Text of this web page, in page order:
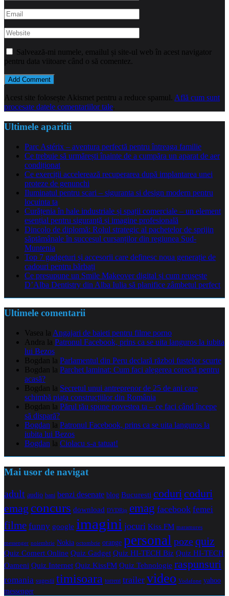
Salvează-mi numele, emailul și site-ul web în acest navigator
pentru data viitoare când o să comentez.
Acest site folosește Akismet pentru a reduce spamul. Află cum sunt
procesate datele comentariilor tale
Ultimele aparitii
Parc Astérix – aventura perfectă pentru întreaga familie
Ce trebuie să urmărești înainte de a cumpăra un aparat de aer
condiționat
Ce exerciții accelerează recuperarea după implantarea unei
proteze de genunchi
Iluminatul pentru scari – siguranta si design modern pentru
locuinta ta
Curățenia în hale industriale și spații comerciale – un element
esențial pentru siguranță și imagine profesională
Dincolo de diplomă: Rolul strategic al pachetelor de sprijin
săptămânale în succesul cursanților din regiunea Sud-
Muntenia
Top 7 gadgeturi și accesorii care definesc noua generație de
cadouri pentru bărbați
Ce presupune un Smile Makeover digital și cum reușește
D’Alba Dentistry din Alba Iulia să planifice zâmbetul perfect
Ultimele comentarii
Vasea la Angajari de baieti pentru filme porno
Andra la Patronul Facebook, prins ca se uita languros la iubita
lui Bezos
Bogdan la Parlamentul din Peru declară război fustelor scurte
Bogdan la Parchet laminat: Cum faci alegerea corectă pentru
acasă?
Bogdan la Secretul unui antreprenor de 25 de ani care
schimbă piața construcțiilor din România
Bogdan la Părul tău spune povestea ta – ce faci când începe
să dispară?
Bogdan la Patronul Facebook, prins ca se uita languros la
iubita lui Bezos
Bogdan la Ciolacu s-a tatuat!
Mai usor de navigat
adult audio bani benzi desenate blog Bucuresti coduricoduri
emag concurs download DVDRip emag facebook femei
filme funny google imagini jocuri Kiss FM maramures
messenger noiembrie Nokia octombrie orange personal pozequiz
Quiz Comert Online Quiz Gadget Quiz HI-TECH Biz Quiz HI-TECH
Oameni Quiz Internet Quiz KissFM Quiz Tehnologie raspunsuri
romania sugestii timisoara torrent trailer video Vodafone yahoo
messenger